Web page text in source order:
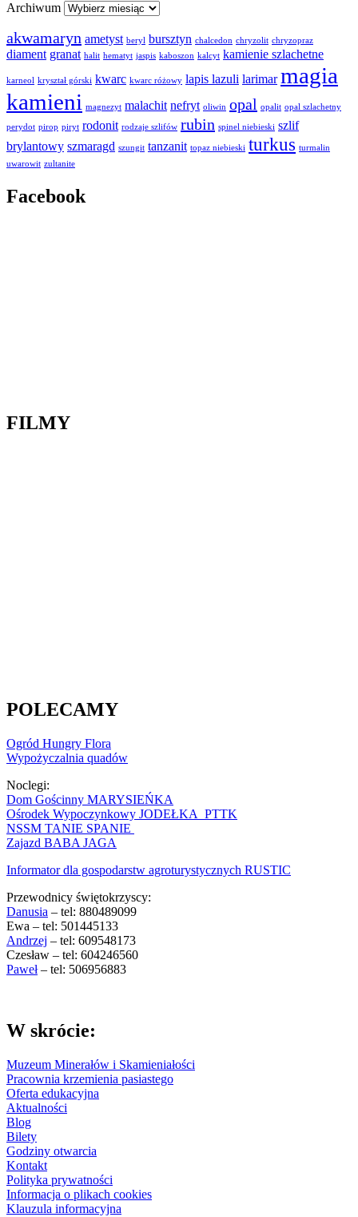
Archiwum
akwamaryn ametyst beryl bursztyn chalcedon chryzolit chryzopraz
diament granat halit hematyt jaspis kaboszon kalcyt kamienie szlachetne
karneol kryształ górski kwarc kwarc różowy lapis lazuli larimar magia
kamieni magnezyt malachit nefryt oliwin opal opalit opal szlachetny
perydot pirop piryt rodonit rodzaje szlifów rubin spinel niebieski szlif
brylantowy szmaragd szungit tanzanit topaz niebieski turkus turmalin
uwarowit zultanite
Facebook
FILMY
POLECAMY
Ogród Hungry Flora
Wypożyczalnia quadów
Noclegi:
Dom Gościnny MARYSIEŃKA
Ośrodek Wypoczynkowy JODEŁKA PTTK
NSSM TANIE SPANIE
Zajazd BABA JAGA
Informator dla gospodarstw agroturystycznych RUSTIC
Przewodnicy świętokrzyscy:
Danusia – tel: 880489099
Ewa – tel: 501445133
Andrzej – tel: 609548173
Czesław – tel: 604246560
Paweł– tel: 506956883
W skrócie:
Muzeum Minerałów i Skamieniałości
Pracownia krzemienia pasiastego
Oferta edukacyjna
Aktualności
Blog
Bilety
Godziny otwarcia
Kontakt
Polityka prywatności
Informacja o plikach cookies
Klauzula informacyjna